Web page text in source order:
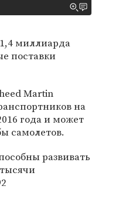
миллиарда
поставки
Martin
на
года и может
самолетов.
развивать